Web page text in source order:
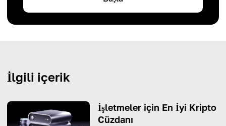
İlgili içerik
İşletmeler için En İyi Kripto
Cüzdanı